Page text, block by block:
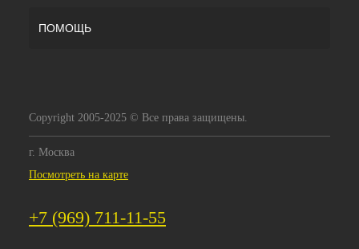
ПОМОЩЬ
Copyright 2005-2025 © Все права защищены.
г. Москва
Посмотреть на карте
+7 (969) 711-11-55